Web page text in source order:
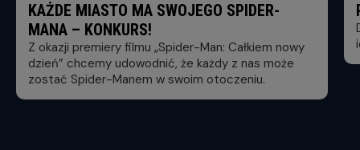
KAŻDE MIASTO MA SWOJEGO SPIDER-
MANA – KONKURS!
Z okazji premiery filmu „Spider-Man: Całkiem nowy
dzień” chcemy udowodnić, że każdy z nas może
zostać Spider-Manem w swoim otoczeniu.